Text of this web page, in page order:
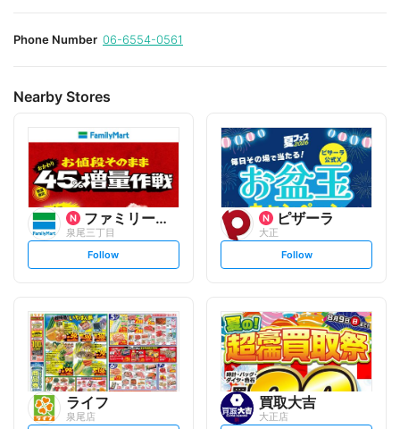
Phone Number 06-6554-0561
Nearby Stores
ファミリーマート
泉尾三丁目
s
t
l
o
w
Follow
ピザーラ
大正
s
t
l
o
w
Follow
ライフ
泉尾店
買取大吉
大正店